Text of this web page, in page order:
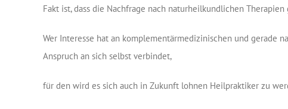
Fakt ist, dass die Nachfrage nach naturheilkundlichen
Wer Interesse hat an komplementärmedizinischen und gerade
Anspruch an sich selbst verbindet,
für den wird es sich auch in Zukunft lohnen Heilpraktiker zu